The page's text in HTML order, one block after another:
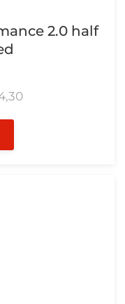
2.0 half